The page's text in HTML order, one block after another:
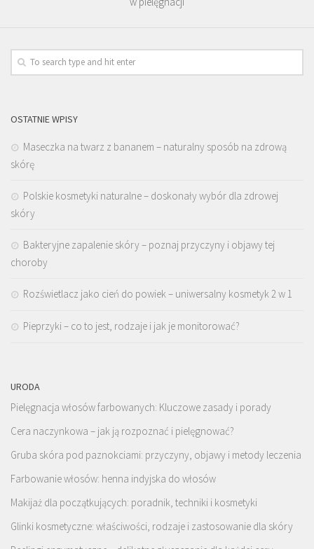
OSTATNIE WPISY
Maseczka na twarz z bananem – naturalny sposób na zdrową
skórę
Polskie kosmetyki naturalne – doskonały wybór dla zdrowej
skóry
Bakteryjne zapalenie skóry – poznaj przyczyny i objawy tej
choroby
Rozświetlacz jako cień do powiek – uniwersalny kosmetyk 2 w 1
Pieprzyki – co to jest, rodzaje i jak je monitorować?
URODA
Pielęgnacja włosów farbowanych: Kluczowe zasady i porady
Cera naczynkowa – jak ją rozpoznać i pielęgnować?
Gruba skóra pod paznokciami: przyczyny, objawy i metody leczenia
Farbowanie włosów: henna indyjska do włosów
Makijaż dla początkujących: poradnik, techniki i kosmetyki
Glinki kosmetyczne: właściwości, rodzaje i zastosowanie dla skóry